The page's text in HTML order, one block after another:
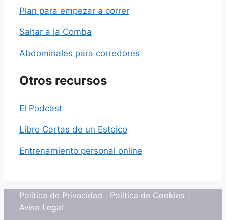
Plan para empezar a correr
Saltar a la Comba
Abdominales para corredores
Otros recursos
El Podcast
Libro Cartas de un Estoico
Entrenamiento personal online
Política de Privacidad Política de Cookies
Aviso Legal